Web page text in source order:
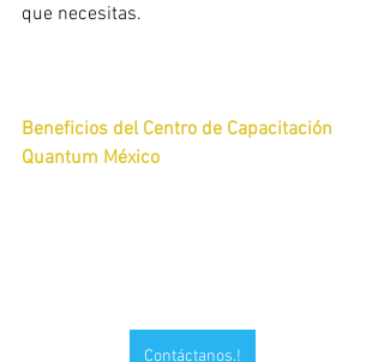
que necesitas.
Beneficios del Centro de Capacitación
Quantum México
Contáctanos.!